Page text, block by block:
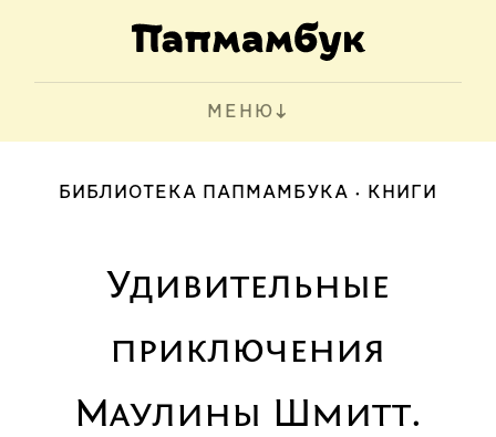
МЕНЮ
БИБЛИОТЕКА ПАПМАМБУКА КНИГИ
Удивительные
приключения
Маулины Шмитт.